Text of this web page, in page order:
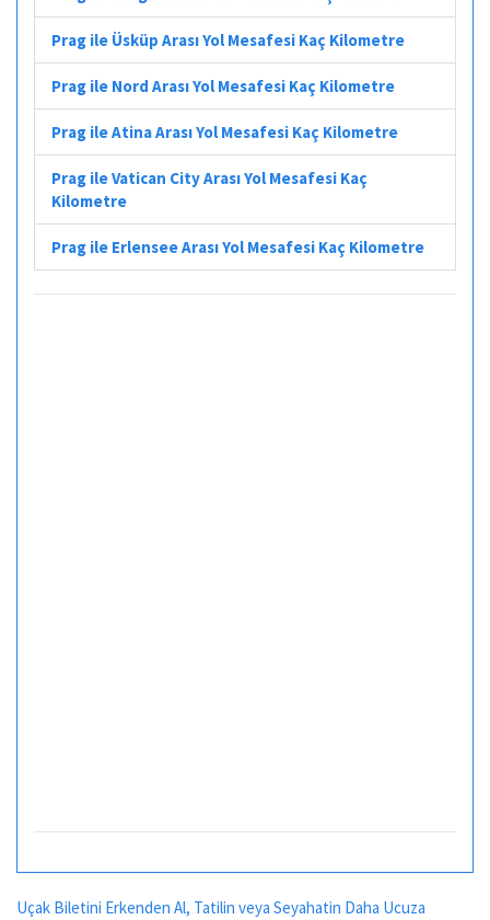
Prag ile Üsküp Arası Yol Mesafesi Kaç Kilometre
Prag ile Nord Arası Yol Mesafesi Kaç Kilometre
Prag ile Atina Arası Yol Mesafesi Kaç Kilometre
Prag ile Vatican City Arası Yol Mesafesi Kaç
Kilometre
Prag ile Erlensee Arası Yol Mesafesi Kaç Kilometre
Uçak Biletini Erkenden Al, Tatilin veya Seyahatin Daha Ucuza